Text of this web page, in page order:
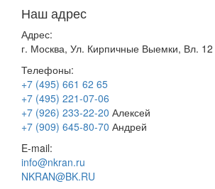
Наш адрес
Адрес:
г. Москва, Ул. Кирпичные Выемки, Вл. 12
Телефоны:
+7 (495) 661 62 65
+7 (495) 221-07-06
+7 (926) 233-22-20 Алексей
+7 (909) 645-80-70 Андрей
E-mail:
info@nkran.ru
NKRAN@BK.RU